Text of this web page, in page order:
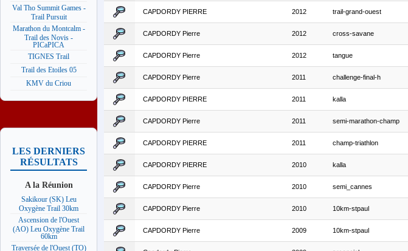
Val Tho Summit Games -
Trail Pursuit
Marathon du Montcalm -
Trail des Novis -
PICaPICA
TIGNES Trail
Trail des Etoiles 05
KMV du Criou
LES DERNIERS
RÉSULTATS
A la Réunion
Sakikour (SK) Leu
Oxygène Trail 30km
Ascension de l'Ouest
(AO) Leu Oxygène Trail
60km
Traversée de l'Ouest (TO)
CAPDORDY PIERRE 2012 trail-grand-ouest
CAPDORDY Pierre 2012 cross-savane
CAPDORDY Pierre 2012 tangue
CAPDORDY Pierre 2011 challenge-final-h
CAPDORDY PIERRE 2011 kalla
CAPDORDY Pierre 2011 semi-marathon-champ
CAPDORDY PIERRE 2011 champ-triathlon
CAPDORDY PIERRE 2010 kalla
CAPDORDY Pierre 2010 semi_cannes
CAPDORDY Pierre 2010 10km-stpaul
CAPDORDY Pierre 2009 10km-stpaul